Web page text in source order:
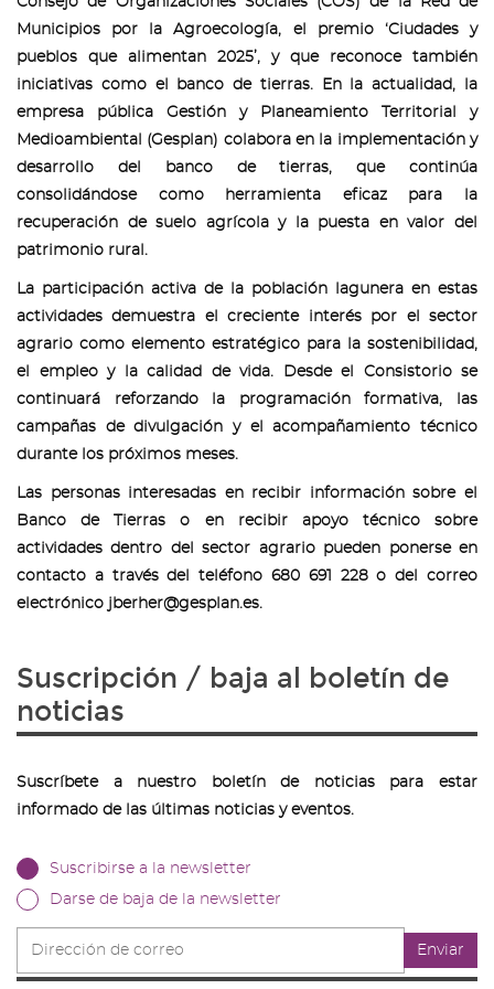
Municipios por la Agroecología, el premio ‘Ciudades y
pueblos que alimentan 2025’, y que reconoce también
iniciativas como el banco de tierras. En la actualidad, la
empresa pública Gestión y Planeamiento Territorial y
Medioambiental (Gesplan) colabora en la implementación y
desarrollo del banco de tierras, que continúa
consolidándose como herramienta eficaz para la
recuperación de suelo agrícola y la puesta en valor del
patrimonio rural.
La participación activa de la población lagunera en estas
actividades demuestra el creciente interés por el sector
agrario como elemento estratégico para la sostenibilidad,
el empleo y la calidad de vida. Desde el Consistorio se
continuará reforzando la programación formativa, las
campañas de divulgación y el acompañamiento técnico
durante los próximos meses.
Las personas interesadas en recibir información sobre el
Banco de Tierras o en recibir apoyo técnico sobre
actividades dentro del sector agrario pueden ponerse en
contacto a través del teléfono 680 691 228 o del correo
electrónico jberher@gesplan.es.
Suscripción / baja al boletín de
noticias
Suscríbete a nuestro boletín de noticias para estar
informado de las últimas noticias y eventos.
Suscribirse a la newsletter
Darse de baja de la newsletter
de
correo
Enviar